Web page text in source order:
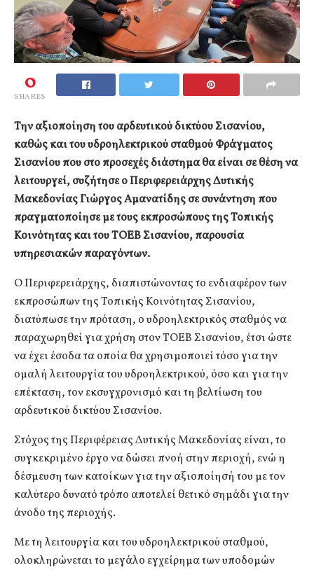
0
SHARES
Την αξιοποίηση του αρδευτικού δικτύου Σισανίου,
καθώς και του υδροηλεκτρικού σταθμού Φράγματος
Σισανίου που στο προσεχές διάστημα θα είναι σε θέση να
λειτουργεί, συζήτησε ο Περιφερειάρχης Δυτικής
Μακεδονίας Γιώργος Αμανατίδης σε συνάντηση που
πραγματοποίησε με τους εκπροσώπους της Τοπικής
Κοινότητας και του ΤΟΕΒ Σισανίου, παρουσία
υπηρεσιακών παραγόντων.
Ο Περιφερειάρχης, διαπιστώνοντας το ενδιαφέρον των
εκπροσώπων της Τοπικής Κοινότητας Σισανίου,
διατύπωσε την πρόταση, ο υδροηλεκτρικός σταθμός να
παραχωρηθεί για χρήση στον ΤΟΕΒ Σισανίου, έτσι ώστε
να έχει έσοδα τα οποία θα χρησιμοποιεί τόσο για την
ομαλή λειτουργία του υδροηλεκτρικού, όσο και για την
επέκταση, τον εκσυγχρονισμό και τη βελτίωση του
αρδευτικού δικτύου Σισανίου.
Στόχος της Περιφέρειας Δυτικής Μακεδονίας είναι, το
συγκεκριμένο έργο να δώσει πνοή στην περιοχή, ενώ η
δέσμευση των κατοίκων για την αξιοποίησή του με τον
καλύτερο δυνατό τρόπο αποτελεί θετικό σημάδι για την
άνοδο της περιοχής.
Με τη λειτουργία και του υδροηλεκτρικού σταθμού,
ολοκληρώνεται το μεγάλο εγχείρημα των υποδομών